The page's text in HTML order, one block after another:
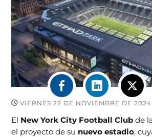
VIERNES 22 DE NOVIEMBRE DE 2024
El New York City Football Clubde
el proyecto de su nuevo estadio,